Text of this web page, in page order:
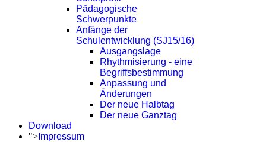
Pädagogische
Schwerpunkte
Anfänge der
Schulentwicklung (SJ15/16)
Ausgangslage
Rhythmisierung - eine
Begriffsbestimmung
Anpassung und
Änderungen
Der neue Halbtag
Der neue Ganztag
Download
"> Impressum